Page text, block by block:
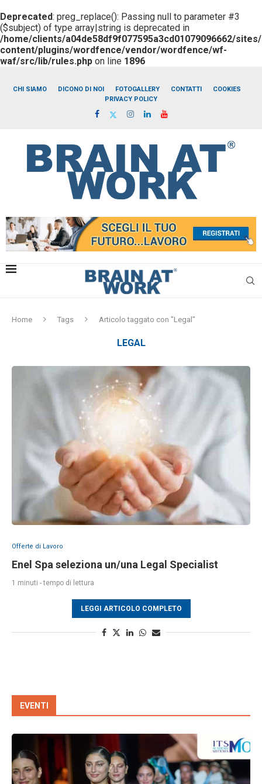
Deprecated: preg_replace(): Passing null to parameter #3
($subject) of type array|string is deprecated in
/home/clients/a04de58df9f077595a3cd01079096662/
content/plugins/wordfence/vendor/wordfence/wf-
waf/src/lib/rules.php on line 1896
CHI SIAMO DICONO DI NOI FOTOGALLERY CONTATTI
COOKIES
PRIVACY POLICY
Home Tags Articolo taggato con "Legal"
LEGAL
Offerte di Lavoro
Enel Spa seleziona un/una Legal Specialist
1 minuti - tempo di lettura
LEGGI ARTICOLO COMPLETO
EVENTI